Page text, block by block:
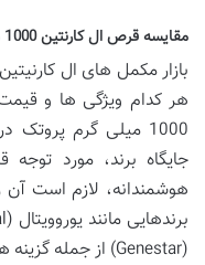
مقایسه قرص ال کارنتین 1000 میلی گرم پروتک با رقبا: انتخاب هوشمندانه
بازار مکمل های ال
هر کدام ویژگی ها و
1000 میلی گرم
جایگاه برند، مورد
هوشمندانه، لازم است آن
(Genestar) از جمله گزینه های رایج در بازار ایران هستند.